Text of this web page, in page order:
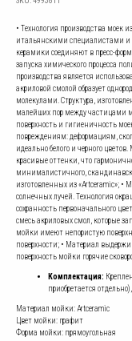
• Технология производства моек
итальянскими специалистами и
керамики соединяют в пресс-
запуска химического процесса
производства является
акриловой смолой образует
молекулами. Структура,
малейших пор между частицами
поверхность и гигиеничность
повреждениям: деформациям,
идеально белого и черного
красивые оттенки, что
минималистичного,
изготовленных из «Artceramic»;
солнечных лучей. Технология
сохранность первоначального
смесь акриловых смол, которые
мойки имеют непористую
поверхности; • Материал
поверхность мойки горячие
Комплектация:
приобретается
Материал мойки: Artceramic
Цвет мойки: графит
Форма мойки: прямоугольная